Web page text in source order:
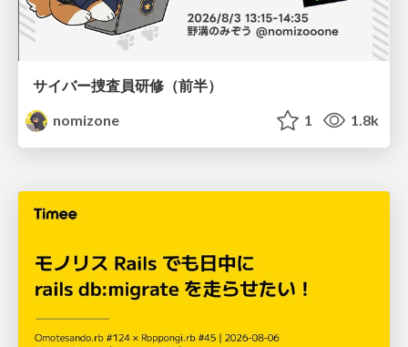
サイバー捜査員研修（前半）
nomizone
1 1.8k